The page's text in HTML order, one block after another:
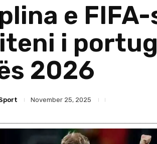
e
i
2026
November 25, 2025